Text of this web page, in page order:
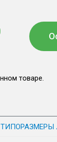
товаре.